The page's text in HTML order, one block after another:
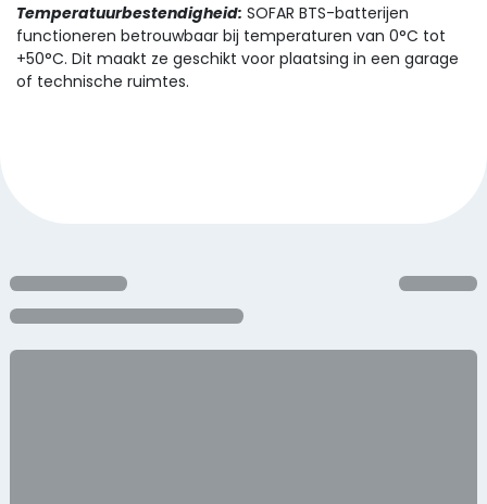
Temperatuurbestendigheid: SOFAR BTS-batterijen
functioneren betrouwbaar bij temperaturen van 0°C tot
+50°C. Dit maakt ze geschikt voor plaatsing in een garage
of technische ruimtes.